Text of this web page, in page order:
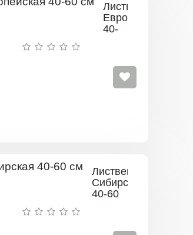
Лиственница
Европейская
40-
Лиственница
Сибирская
40-60